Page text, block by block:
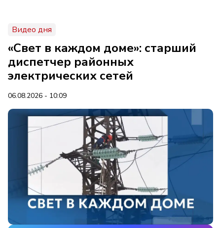
Видео дня
«Свет в каждом доме»: старший
диспетчер районных
электрических сетей
06.08.2026 - 10:09